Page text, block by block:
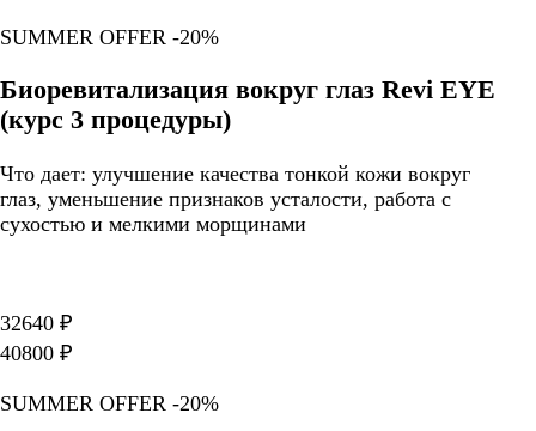
SUMMER OFFER -20%
Биоревитализация вокруг глаз Revi EYE
(курс 3 процедуры)
Что дает: улучшение качества тонкой кожи вокруг
глаз, уменьшение признаков усталости, работа с
сухостью и мелкими морщинами
32640 ₽
40800 ₽
SUMMER OFFER -20%